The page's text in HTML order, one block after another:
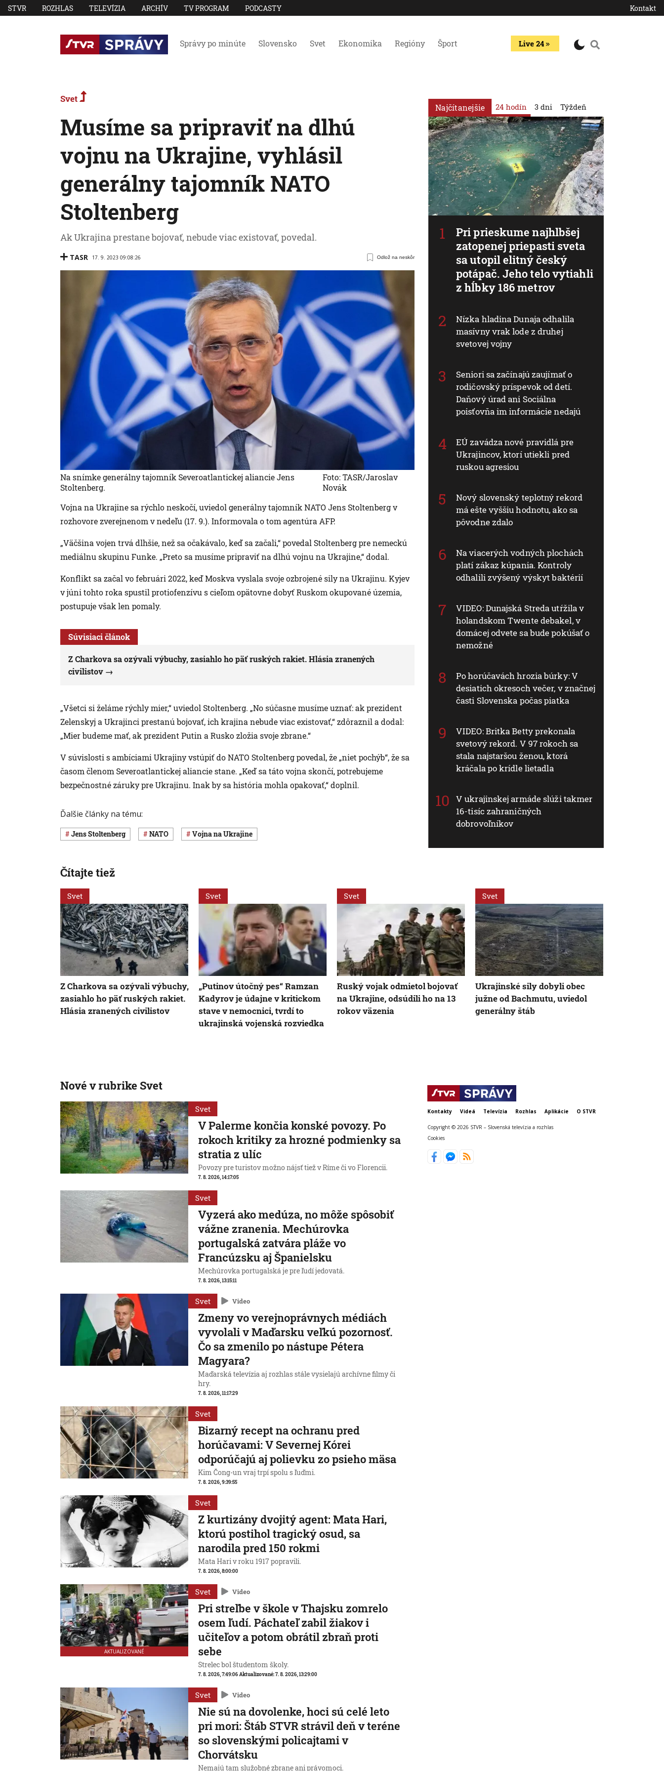
STVR ROZHLAS TELEVÍZIA ARCHÍV TV PROGRAM PODCASTY Kontakt
Správy po minúte Slovensko Svet Ekonomika Regióny Šport Live 24
Svet
Musíme sa pripraviť na dlhú
vojnu na Ukrajine, vyhlásil
generálny tajomník NATO
Stoltenberg
Ak Ukrajina prestane bojovať, nebude viac existovať, povedal.
TASR 17. 9. 2023 09:08:26 Odlož na neskôr
Na snímke generálny tajomník Severoatlantickej aliancie Jens
Stoltenberg.
Foto: TASR/Jaroslav
Novák
Vojna na Ukrajine sa rýchlo neskočí, uviedol generálny tajomník NATO Jens Stoltenberg v
rozhovore zverejnenom v nedeľu (17. 9.). Informovala o tom agentúra AFP.
„Väčšina vojen trvá dlhšie, než sa očakávalo, keď sa začali,“ povedal Stoltenberg pre nemeckú
mediálnu skupinu Funke. „Preto sa musíme pripraviť na dlhú vojnu na Ukrajine,“ dodal.
Konflikt sa začal vo februári 2022, keď Moskva vyslala svoje ozbrojené sily na Ukrajinu. Kyjev
v júni tohto roka spustil protiofenzívu s cieľom opätovne dobyť Ruskom okupované územia,
postupuje však len pomaly.
Súvisiaci článok
Z Charkova sa ozývali výbuchy, zasiahlo ho päť ruských rakiet. Hlásia zranených
civilistov
„Všetci si želáme rýchly mier,“ uviedol Stoltenberg. „No súčasne musíme uznať: ak prezident
Zelenskyj a Ukrajinci prestanú bojovať, ich krajina nebude viac existovať,“ zdôraznil a dodal:
„Mier budeme mať, ak prezident Putin a Rusko zložia svoje zbrane.“
V súvislosti s ambíciami Ukrajiny vstúpiť do NATO Stoltenberg povedal, že „niet pochýb“, že sa
časom členom Severoatlantickej aliancie stane. „Keď sa táto vojna skončí, potrebujeme
bezpečnostné záruky pre Ukrajinu. Inak by sa história mohla opakovať,“ doplnil.
Ďalšie články na tému:
Jens Stoltenberg NATO vojna na Ukrajine
Najčítanejšie 24 hodín
Pri prieskume najhlbšej
zatopenej priepasti sveta
sa utopil elitný český
potápač. Jeho telo vytiahli
z hĺbky 186 metrov
Nízka hladina Dunaja odhalila
masívny vrak lode z druhej
svetovej vojny
Seniori sa začínajú zaujímať o
rodičovský príspevok od detí.
Daňový úrad ani Sociálna
poisťovňa im informácie nedajú
EÚ zavádza nové pravidlá pre
Ukrajincov, ktorí utiekli pred
ruskou agresiou
Nový slovenský teplotný rekord
má ešte vyššiu hodnotu, ako sa
pôvodne zdalo
Na viacerých vodných plochách
platí zákaz kúpania. Kontroly
odhalili zvýšený výskyt baktérií
VIDEO: Dunajská Streda utŕžila v
holandskom Twente debakel, v
domácej odvete sa bude pokúšať o
nemožné
Po horúčavách hrozia búrky: V
desiatich okresoch večer, v značnej
časti Slovenska počas piatka
VIDEO: Britka Betty prekonala
svetový rekord. V 97 rokoch sa
stala najstaršou ženou, ktorá
kráčala po krídle lietadla
V ukrajinskej armáde slúži takmer
16-tisíc zahraničných
dobrovoľníkov
3 dni Týždeň
Čítajte tiež
Svet
Z Charkova sa ozývali výbuchy,
zasiahlo ho päť ruských rakiet.
Hlásia zranených civilistov
Svet
„Putinov útočný pes“ Ramzan
Kadyrov je údajne v kritickom
stave v nemocnici, tvrdí to
ukrajinská vojenská rozviedka
Svet
Ruský vojak odmietol bojovať
na Ukrajine, odsúdili ho na 13
rokov väzenia
Svet
Ukrajinské sily dobyli obec
južne od Bachmutu, uviedol
generálny štáb
Nové v rubrike Svet
Svet
V Palerme končia konské povozy. Po
rokoch kritiky za hrozné podmienky sa
stratia z ulíc
Povozy pre turistov možno nájsť tiež v Ríme či vo Florencii.
7. 8. 2026, 14:17:05
Svet
Vyzerá ako medúza, no môže spôsobiť
vážne zranenia. Mechúrovka
portugalská zatvára pláže vo
Francúzsku aj Španielsku
Mechúrovka portugalská je pre ľudí jedovatá.
7. 8. 2026, 13:15:11
Svet Video
Zmeny vo verejnoprávnych médiách
vyvolali v Maďarsku veľkú pozornosť.
Čo sa zmenilo po nástupe Pétera
Magyara?
Maďarská televízia aj rozhlas stále vysielajú archívne filmy či
hry.
7. 8. 2026, 11:17:29
Svet
Bizarný recept na ochranu pred
horúčavami: V Severnej Kórei
odporúčajú aj polievku zo psieho mäsa
Kim Čong-un vraj trpí spolu s ľuďmi.
7. 8. 2026, 9:39:55
Svet
Z kurtizány dvojitý agent: Mata Hari,
ktorú postihol tragický osud, sa
narodila pred 150 rokmi
Mata Hari v roku 1917 popravili.
7. 8. 2026, 8:00:00
AKTUALIZOVANÉ
Svet Video
Pri streľbe v škole v Thajsku zomrelo
osem ľudí. Páchateľ zabil žiakov i
učiteľov a potom obrátil zbraň proti
sebe
Strelec bol študentom školy.
7. 8. 2026, 7:49:06Aktualizované:7. 8. 2026, 13:29:00
Svet Video
Nie sú na dovolenke, hoci sú celé leto
pri mori: Štáb STVR strávil deň v teréne
so slovenskými policajtami v
Chorvátsku
Nemajú tam služobné zbrane ani právomoci.
Kontakty Videá Televízia Rozhlas Aplikácie O STVR
Copyright © 2026 STVR – Slovenská televízia a rozhlas
Cookies